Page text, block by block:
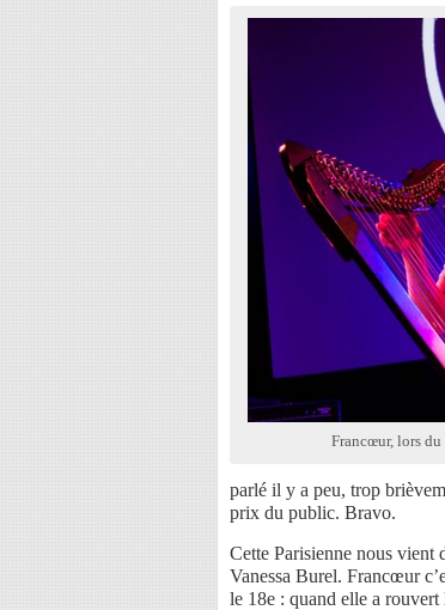
Francœur, lors
parlé il y a peu, trop
prix du public. Bravo.
Cette Parisienne nous vient
Vanessa Burel. Francœur
le 18e : quand elle a